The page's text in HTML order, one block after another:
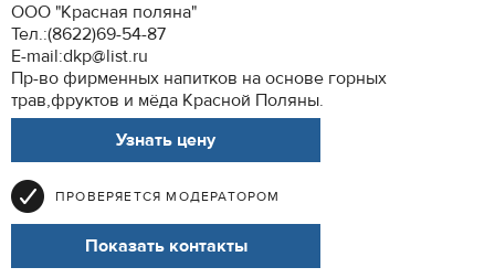
ООО "Красная поляна"
Тел.:(8622)69-54-87
E-mail:dkp@list.ru
Пр-во фирменных напитков на основе горных
трав,фруктов и мёда Красной Поляны.
Узнать цену
ПРОВЕРЯЕТСЯ МОДЕРАТОРОМ
Показать контакты